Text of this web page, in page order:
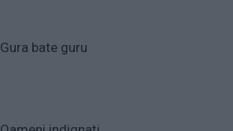
Gura bate guru